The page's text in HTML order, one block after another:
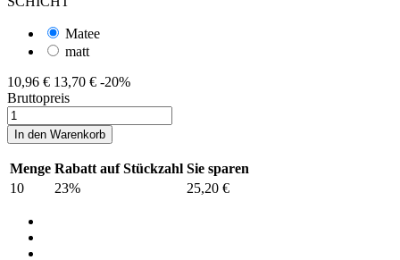
Matee
matt
10,96 € 13,70 € -20%
Bruttopreis
In den Warenkorb
Menge Rabatt auf Stückzahl Sie sparen
10
23% 25,20 €